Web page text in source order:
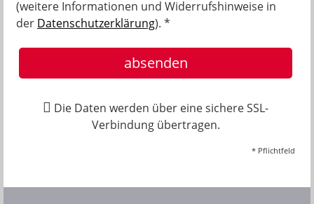
(weitere Informationen und Widerrufshinweise in
der Datenschutzerklärung). *
absenden
Die Daten werden über eine sichere SSL-
Verbindung übertragen.
* Pflichtfeld